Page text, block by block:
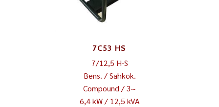
7C53 HS
7/12,5 H-S
Bens. / Sähkök.
Compound / 3~
6,4 kW / 12,5 kVA